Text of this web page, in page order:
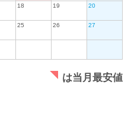
18 19 20
25 26 27
は当月最安値